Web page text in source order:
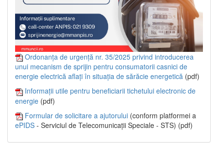
Ordonanța de urgență nr. 35/2025 privind introducerea
unui mecanism de sprijin pentru consumatorii casnici de
energie electrică aflați în situația de sărăcie energetică (pdf)
Informații utile pentru beneficiarii tichetului electronic de
energie (pdf)
Formular de solicitare a ajutorului (conform platformei a
ePIDS - Serviciul de Telecomunicații Speciale - STS) (pdf)